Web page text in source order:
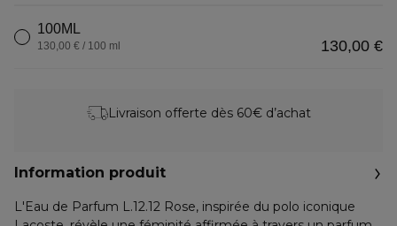
100ML
130,00 €
130,00 € / 100 ml
Livraison offerte dès 60€ d’achat
Information produit
L'Eau de Parfum L.12.12 Rose, inspirée du polo iconique